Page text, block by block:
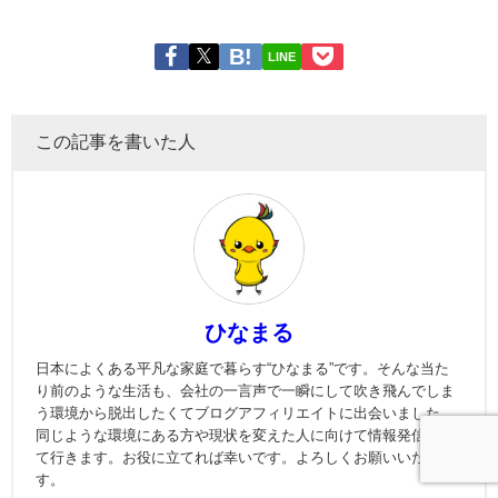
LINE
この記事を書いた人
ひなまる
日本によくある平凡な家庭で暮らす“ひなまる”です。そんな当た
り前のような生活も、会社の一言声で一瞬にして吹き飛んでしま
う環境から脱出したくてブログアフィリエイトに出会いました。
同じような環境にある方や現状を変えた人に向けて情報発信をし
て行きます。お役に立てれば幸いです。よろしくお願いいたしま
す。